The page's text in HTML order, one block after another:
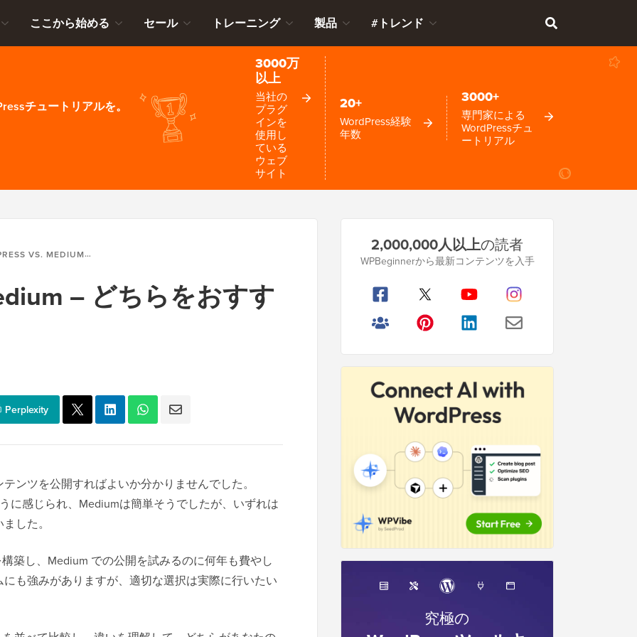
ここから始める セール トレーニング 製品 #トレンド
チュートリアルを。
3000万
以上
当社の
プラグ
インを
使用し
ている
ウェブ
サイト
20+
WordPress経験
年数
3000+
専門家による
WordPressチュ
ートリアル
MEDIUM – どちらをおすすめしますか？
– どちらをおすす
Perplexity
ンツを公開すればよいか分かりませんでした。
に感じられ、Mediumは簡単そうでしたが、いずれは
した。
築し、Medium での公開を試みるのに何年も費やし
も強みがありますが、適切な選択は実際に行いたい
サ
ー
2,000,000人以上の読者
WPBeginnerから最新コンテンツを入手
究極の